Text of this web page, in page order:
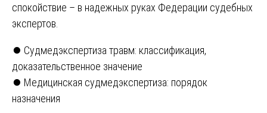
спокойствие – в надежных руках Федерации судебных
экспертов.
Навигация
по
записям
⏺️ Судмедэкспертиза травм: классификация,
доказательственное значение
⏺️ Медицинская судмедэкспертиза: порядок
назначения